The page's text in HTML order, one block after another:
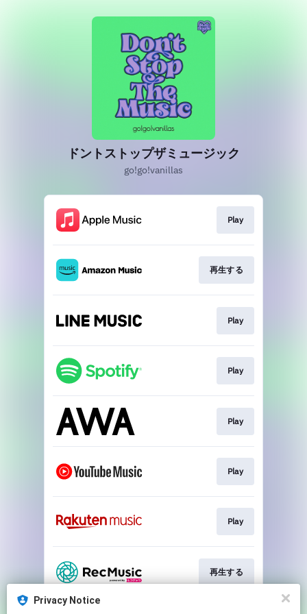
ドントストップザミュージック
go!go!vanillas
Play
再生する
Play
Play
Play
Play
Play
再生する
Privacy Notice